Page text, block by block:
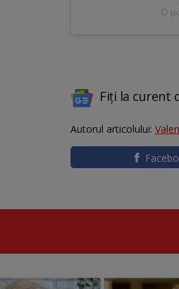
O
Fiți la curent
Autorul articolului: